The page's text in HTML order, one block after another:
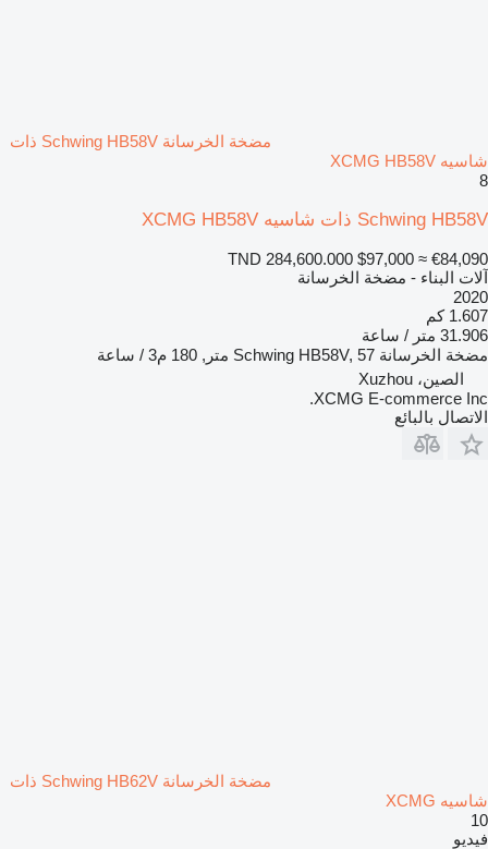
مضخة الخرسانة Schwing HB58V ذات
شاسيه XCMG HB58V
8
Schwing HB58V ذات شاسيه XCMG HB58V
TND 284,600.000 $97,000 ≈ €84,090
آلات البناء - مضخة الخرسانة
2020
1.607 كم
31.906 متر / ساعة
مضخة الخرسانة Schwing HB58V, 57 متر, 180 م3 / ساعة
الصين، Xuzhou
XCMG E-commerce Inc.
الاتصال بالبائع
مضخة الخرسانة Schwing HB62V ذات
شاسيه XCMG
10
فيديو